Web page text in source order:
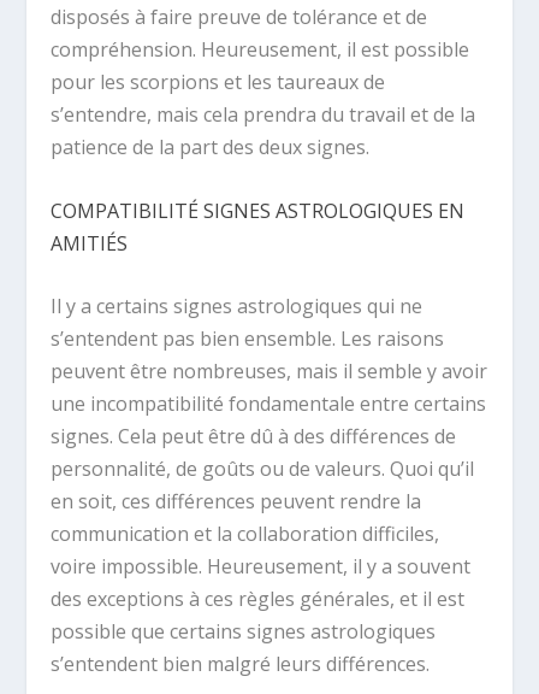
disposés à faire preuve de tolérance et de
compréhension. Heureusement, il est possible
pour les scorpions et les taureaux de
s’entendre, mais cela prendra du travail et de la
patience de la part des deux signes.
COMPATIBILITÉ SIGNES ASTROLOGIQUES EN
AMITIÉS
Il y a certains signes astrologiques qui ne
s’entendent pas bien ensemble. Les raisons
peuvent être nombreuses, mais il semble y avoir
une incompatibilité fondamentale entre certains
signes. Cela peut être dû à des différences de
personnalité, de goûts ou de valeurs. Quoi qu’il
en soit, ces différences peuvent rendre la
communication et la collaboration difficiles,
voire impossible. Heureusement, il y a souvent
des exceptions à ces règles générales, et il est
possible que certains signes astrologiques
s’entendent bien malgré leurs différences.